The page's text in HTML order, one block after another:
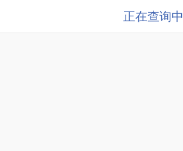
正在查询中